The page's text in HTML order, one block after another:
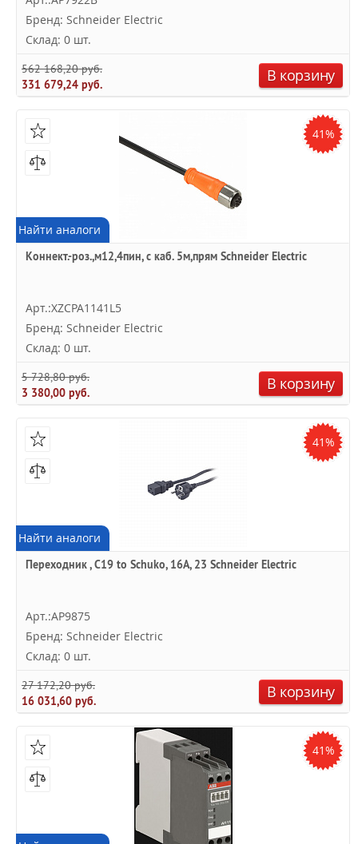
Бренд: Schneider Electric
Склад: 0 шт.
562 168,20 руб.
331 679,24 руб.
В корзину
41%
Найти аналоги
Коннект.-роз.,м12,4пин, с каб. 5м,прям Schneider Electric
Арт.:XZCPA1141L5
Бренд: Schneider Electric
Склад: 0 шт.
5 728,80 руб.
3 380,00 руб.
В корзину
41%
Найти аналоги
Переходник , C19 to Schuko, 16A, 23 Schneider Electric
Арт.:AP9875
Бренд: Schneider Electric
Склад: 0 шт.
27 172,20 руб.
16 031,60 руб.
В корзину
41%